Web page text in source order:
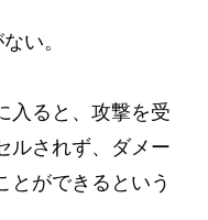
い。
入ると、攻撃を受
ルされず、ダメー
とができるという